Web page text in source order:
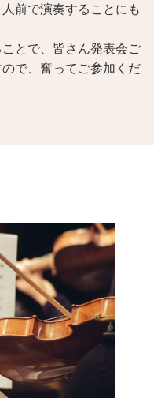
前で演奏することにも
とで、皆さん発表会ご
で、奮ってご参加くだ